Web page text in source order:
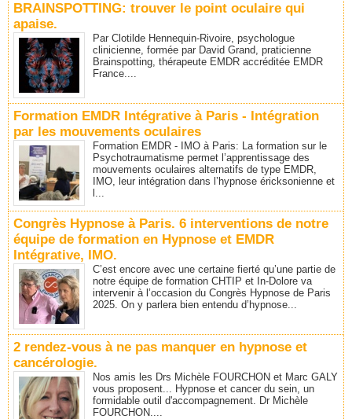
BRAINSPOTTING: trouver le point oculaire qui
apaise.
Par Clotilde Hennequin-Rivoire, psychologue
clinicienne, formée par David Grand, praticienne
Brainspotting, thérapeute EMDR accréditée EMDR
France....
Formation EMDR Intégrative à Paris - Intégration
par les mouvements oculaires
Formation EMDR - IMO à Paris: La formation sur le
Psychotraumatisme permet l’apprentissage des
mouvements oculaires alternatifs de type EMDR,
IMO, leur intégration dans l’hypnose éricksonienne et
l...
Congrès Hypnose à Paris. 6 interventions de notre
équipe de formation en Hypnose et EMDR
Intégrative, IMO.
C’est encore avec une certaine fierté qu’une partie de
notre équipe de formation CHTIP et In-Dolore va
intervenir à l’occasion du Congrès Hypnose de Paris
2025. On y parlera bien entendu d’hypnose...
2 rendez-vous à ne pas manquer en hypnose et
cancérologie.
Nos amis les Drs Michèle FOURCHON et Marc GALY
vous proposent... Hypnose et cancer du sein, un
formidable outil d'accompagnement. Dr Michèle
FOURCHON....